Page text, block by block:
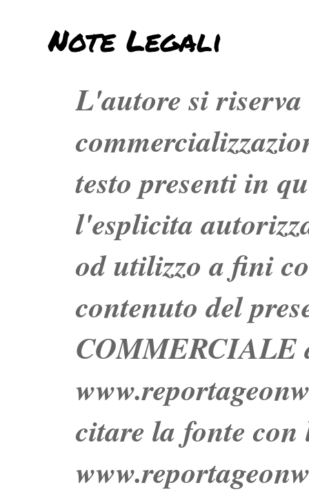
Note Legali
L'autore si
testo presenti in
l'esplicita
od utilizzo a fini
contenuto del
COMMERCIALE
citare la fonte